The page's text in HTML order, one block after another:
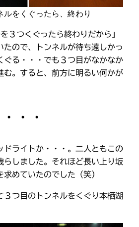
ルをくぐったら、終わり
３つくぐったら終わりだから」
たので、トンネルが待ち遠しかっ
ぐる・・・でも３つ目がなかなか
む。すると、前方に明るい何かが
・・
ドライトか・・・。二人ともこの
らしました。それほど長い上り坂
求めていたのでした（笑）
３つ目のトンネルをくぐり本栖湖